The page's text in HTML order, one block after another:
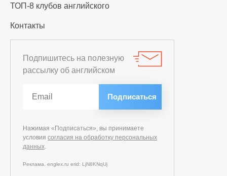
ТОП-8 клубов английского
Контакты
Подпишитесь на полезную
рассылку об английском
Нажимая «Подписаться», вы принимаете
условия согласия на обработку персональных
данных.
Реклама. englex.ru erid: LjN8KNqUj